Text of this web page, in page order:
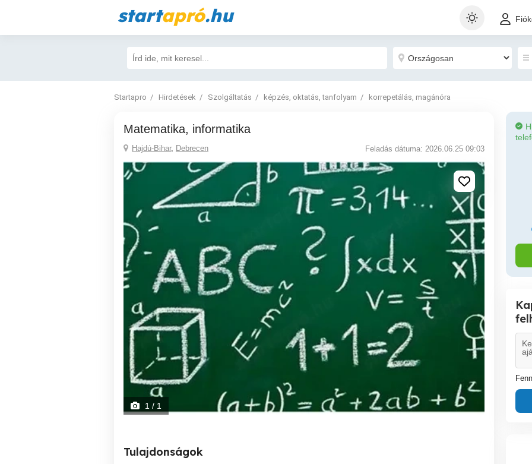
startapró.hu
Startapro Hirdetések Szolgáltatás képzés, oktatás, tanfolyam korrepetálás, magánóra
Matematika, informatika
Hajdú-Bihar, Debrecen Feladás dátuma: 2026.06.25 09:03
1 / 1
Tulajdonságok